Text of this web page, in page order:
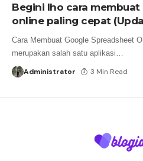
Begini lho cara
online paling cepat
Cara Membuat Google Spreadsheet
merupakan salah satu aplikasi
Administrator 3 Min Read